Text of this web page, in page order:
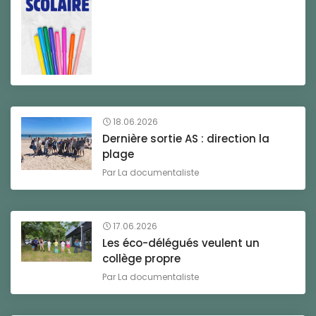
18.06.2026
Dernière sortie AS : direction la
plage
Par La documentaliste
17.06.2026
Les éco-délégués veulent un
collège propre
Par La documentaliste